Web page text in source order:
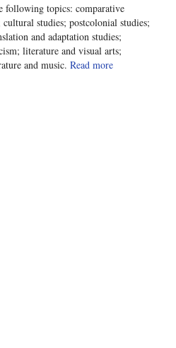
following topics: comparative
studies; postcolonial studies;
and adaptation studies;
literature and visual arts;
and music. Read more